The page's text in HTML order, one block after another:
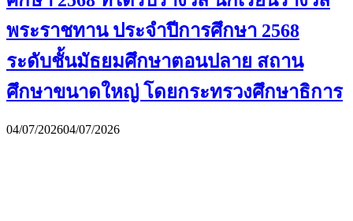
พระราชทาน ประจำปีการศึกษา 2568
ระดับชั้นมัธยมศึกษาตอนปลาย สถาน
ศึกษาขนาดใหญ่ โดยกระทรวงศึกษาธิการ
04/07/202604/07/2026